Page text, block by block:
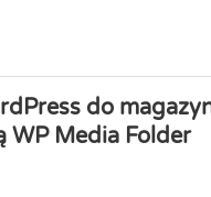
do
WP Media Folder